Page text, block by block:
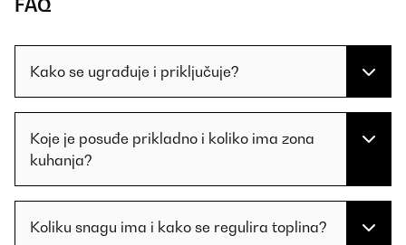
FAQ
Kako se ugrađuje i priključuje?
Koje je posuđe prikladno i koliko ima zona
kuhanja?
Koliku snagu ima i kako se regulira toplina?